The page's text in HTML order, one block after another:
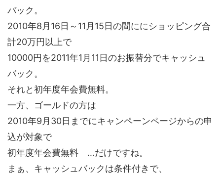
バック。
2010年8月16日～11月15日の間ににショッピング合
計20万円以上で
10000円を2011年1月11日のお振替分でキャッシュ
バック。
それと初年度年会費無料。
一方、ゴールドの方は
2010年9月30日までにキャンペーンページからの申
込が対象で
初年度年会費無料 …だけですね。
まぁ、キャッシュバックは条件付きで、